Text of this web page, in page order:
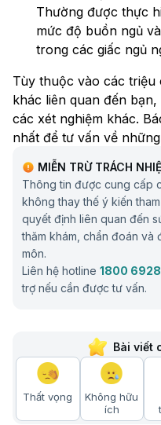
Thường được thực
mức độ buồn ngủ
trong các giấc ngủ
Tùy thuộc vào các triệu
khác liên quan đến
các xét nghiệm khác.
nhất để tư vấn về
trong trường hợp của
Bác sĩ sẽ hỏi bệnh và chỉ định
Phương pháp điều trị
MIỄN TRỪ TRÁCH
Thông tin được cung cấp
không thay thế ý kiến
quyết định liên quan đến
thăm khám, chẩn đoán và
môn.
Liên hệ hotline 1800 6928
trợ nếu cần được tư vấn.
Bài viết
Thất vọng
Không hữu
ích